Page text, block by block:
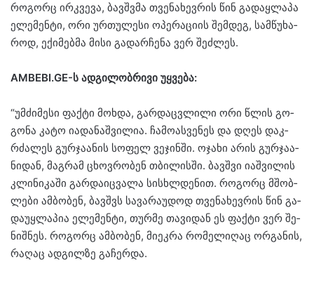
რო­გორც ირ­კვე­ვა, ბავ­შვმა თვე­ნა­ხევ­რის წინ გა­დაყ­ლა­პა
ელე­მენ­ტი, ორი ურ­თუ­ლე­სი ოპე­რა­ცი­ის შემ­დეგ, სამ­წუ­ხა­
როდ, ექი­მებ­მა მისი გა­დარ­ჩე­ნა ვერ შეძ­ლეს.
AMBEBI.GE-ს ად­გი­ლობ­რი­ვი უყ­ვე­ბა:
“უმ­ძი­მე­სი ფაქ­ტი მოხ­და, გარ­დაც­ვლი­ლი ორი წლის გო­
გო­ნა კატო ია­და­ნაშ­ვი­ლია. ჩა­მო­ას­ვე­ნეს და დღეს დაკ­
რძა­ლეს გურ­ჯა­ა­ნის სო­ფელ ვე­ჯინ­ში. ოჯა­ხი არის გურ­ჯა­ა­
ნი­დან, მაგ­რამ ცხოვ­რო­ბენ თბი­ლის­ში. ბავ­შვი იაშ­ვი­ლის
კლი­ნი­კა­ში გარ­და­იც­ვა­ლა სის­ხლდე­ნით. რო­გორც მშობ­
ლე­ბი ამ­ბო­ბენ, ბავ­შვს სა­ვა­რა­უ­დოდ თვე­ნა­ხევ­რის წინ გა­
და­უყ­ლა­პია ელე­მენ­ტი, თურ­მე თა­ვი­დან ეს ფაქ­ტი ვერ შე­
ნიშ­ნეს. რო­გორც ამ­ბო­ბენ, მი­ეკ­რა რო­მე­ლი­ღაც ორ­გა­ნის,
რა­ღაც ად­გილ­ზე გა­ჩერ­და.